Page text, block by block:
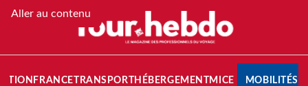
Aller au contenu
FRANCETRANSPORT HÉBERGEMENTMICE MOBILITÉS